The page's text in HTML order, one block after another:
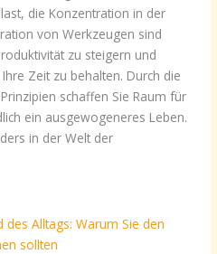
die Konzentration in der
von Werkzeugen sind
zu steigern und
Zeit zu behalten. Durch die
schaffen Sie Raum für
ein ausgewogeneres Leben.
in der Welt der
des Alltags: Warum Sie den
sollten